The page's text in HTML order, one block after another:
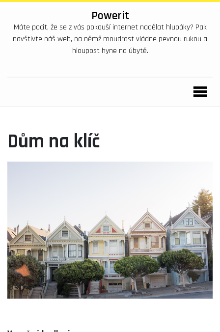
Powerit
Máte pocit, že se z vás pokouší internet nadělat hlupáky? Pak
navštivte náš web, na němž moudrost vládne pevnou rukou a
hloupost hyne na úbytě.
Dům na klíč